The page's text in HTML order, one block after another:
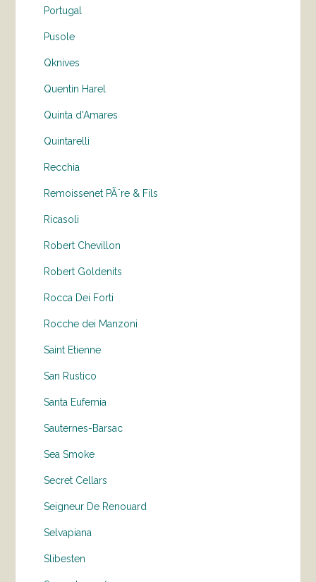
Portugal
Pusole
Qknives
Quentin Harel
Quinta d'Amares
Quintarelli
Recchia
Remoissenet PÃ¨re & Fils
Ricasoli
Robert Chevillon
Robert Goldenits
Rocca Dei Forti
Rocche dei Manzoni
Saint Etienne
San Rustico
Santa Eufemia
Sauternes-Barsac
Sea Smoke
Secret Cellars
Seigneur De Renouard
Selvapiana
Slibesten